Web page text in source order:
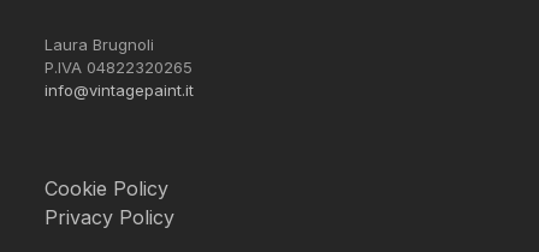
Laura Brugnoli
P.IVA 04822320265
info@vintagepaint.it
Cookie Policy
Privacy Policy